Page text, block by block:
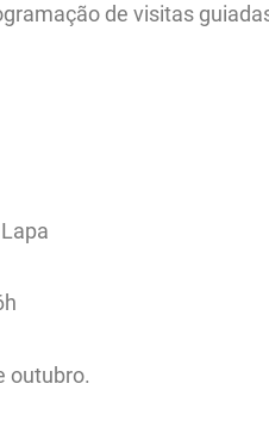
de visitas
outubro.